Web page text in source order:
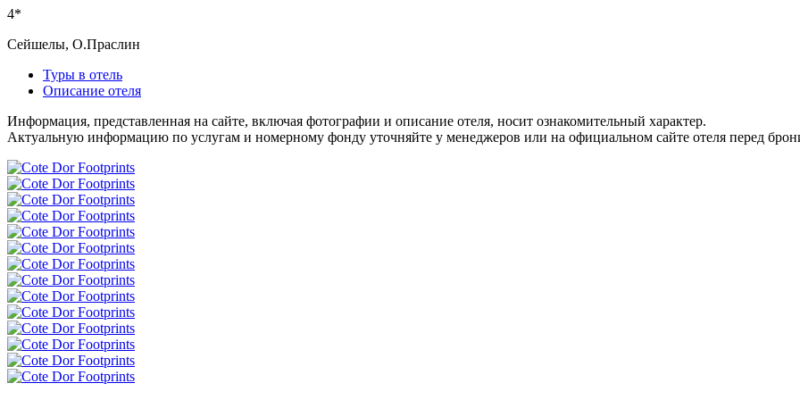
4*
Сейшелы, О.Праслин
Туры в отель
Описание отеля
Информация, представленная на сайте, включая фотографии и описание отеля, носит ознакомительный характер.
Актуальную информацию по услугам и номерному фонду уточняйте у менеджеров или на официальном сайте отеля перед